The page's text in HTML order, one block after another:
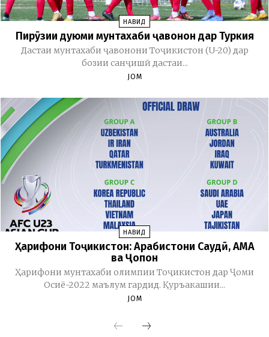
НАВИД
Пирӯзии дуюми мунтахаби ҷавонон дар Туркия
Дастаи мунтахаби ҷавонони Тоҷикистон (U-20) дар
бозии санҷишӣ дастаи...
JOM
НАВИД
Ҳарифони Тоҷикистон: Арабистони Саудӣ, АМА
ва Ҷопон
Ҳарифони мунтахаби олимпии Тоҷикистон дар Ҷоми
Осиё-2022 маълум гардид. Қуръакашии...
JOM